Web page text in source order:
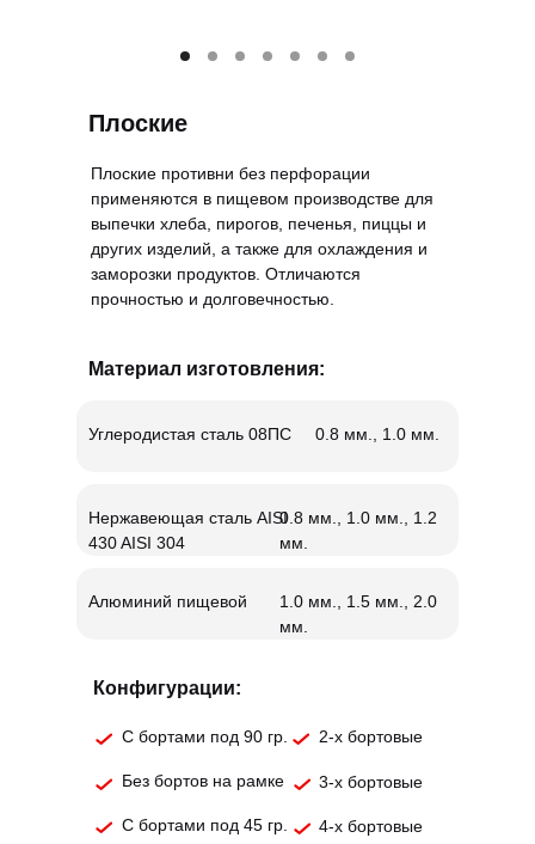
Плоские
Материал изготовления:
Углеродистая сталь 08ПС 0.8 мм., 1.0 мм.
Нержавеющая сталь AISI
430 AISI 304
0.8 мм., 1.0 мм., 1.2
мм.
Алюминий пищевой
1.0 мм., 1.5 мм., 2.0
мм.
Конфигурации:
Плоские противни без перфорации
применяются в пищевом производстве для
выпечки хлеба, пирогов, печенья, пиццы и
других изделий, а также для охлаждения и
заморозки продуктов. Отличаются
прочностью и долговечностью.
С бортами под 90 гр.
С бортами под 45 гр.
Без бортов на рамке
2-х бортовые
3-х бортовые
4-х бортовые